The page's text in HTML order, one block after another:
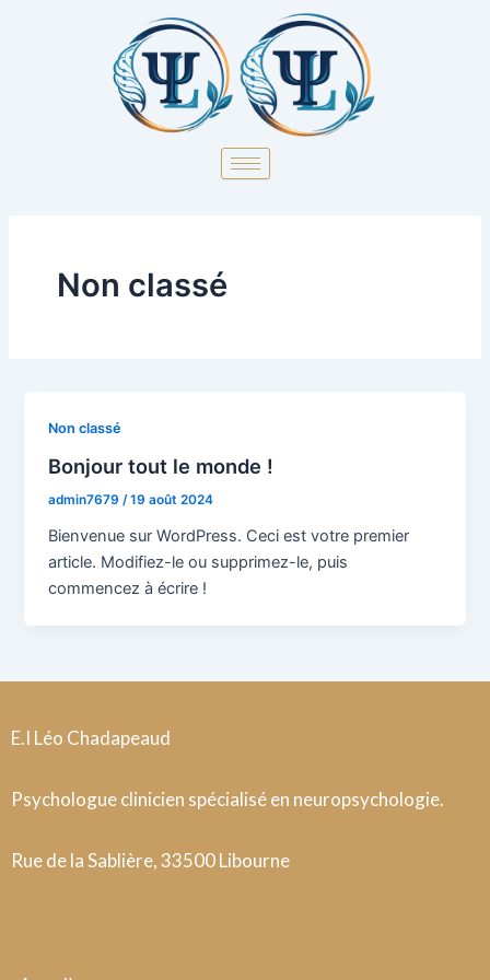
Non classé
Non classé
Bonjour tout le monde !
admin7679/19 août 2024
Bienvenue sur WordPress. Ceci est votre premier
article. Modifiez-le ou supprimez-le, puis
commencez à écrire !
E.I Léo Chadapeaud
Psychologue clinicien spécialisé en neuropsychologie.
Rue de la Sablière, 33500 Libourne